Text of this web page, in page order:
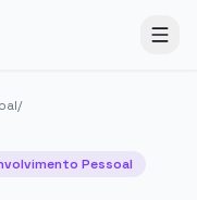
/
Pessoal